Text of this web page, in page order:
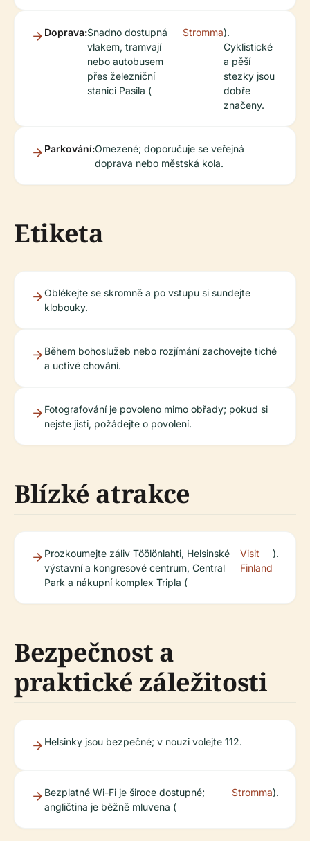
Doprava:Snadno dostupná
vlakem, tramvají
nebo autobusem
přes železniční
stanici Pasila (
Stromma).
Cyklistické
a pěší
stezky jsou
dobře
značeny.
Parkování:Omezené; doporučuje se veřejná
doprava nebo městská kola.
Etiketa
Oblékejte se skromně a po vstupu si sundejte
klobouky.
Během bohoslužeb nebo rozjímání zachovejte tiché
a uctivé chování.
Fotografování je povoleno mimo obřady; pokud si
nejste jisti, požádejte o povolení.
Blízké atrakce
Prozkoumejte záliv Töölönlahti, Helsinské
výstavní a kongresové centrum, Central
Park a nákupní komplex Tripla (
Visit
Finland
).
Bezpečnost a
praktické záležitosti
Helsinky jsou bezpečné; v nouzi volejte 112.
Bezplatné Wi-Fi je široce dostupné;
angličtina je běžně mluvena (
Stromma).